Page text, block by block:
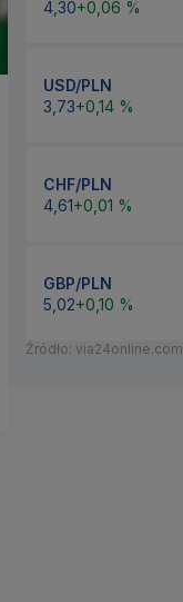
4,30+0,06 %
USD/PLN
3,73+0,14 %
CHF/PLN
4,61+0,01 %
GBP/PLN
5,02+0,10 %
Źródło: via24online.com